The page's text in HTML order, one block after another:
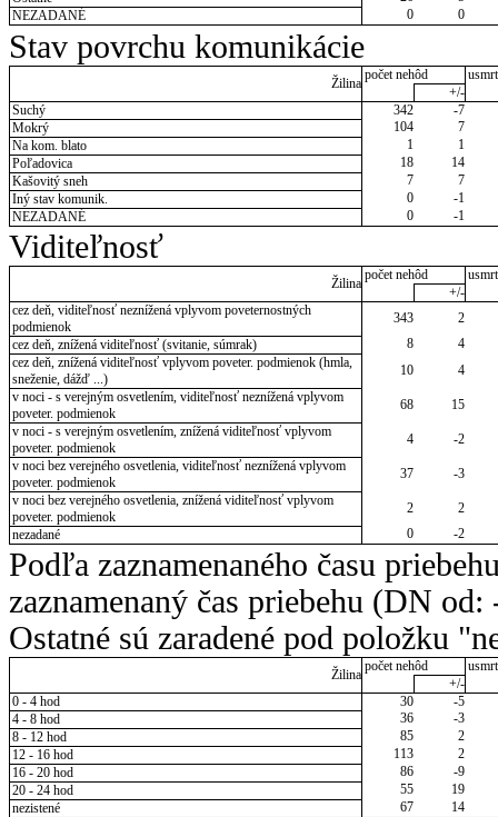
NEZADANÉ
0 0
Stav povrchu komunikácie
Žilina
počet nehôd
+/-
Suchý
342
-7
Mokrý
104
7
Na kom. blato
1
1
Poľadovica
18
14
Kašovitý sneh
7
7
Iný stav komunik.
0
-1
NEZADANÉ
0 -1
Viditeľnosť
Žilina
počet nehôd
+/-
cez deň, viditeľnosť neznížená vplyvom poveternostných
podmienok
343
2
cez deň, znížená viditeľnosť (svitanie, súmrak)
8
4
cez deň, znížená viditeľnosť vplyvom poveter. podmienok (hmla,
sneženie, dážď ...)
10
4
v noci - s verejným osvetlením, viditeľnosť neznížená vplyvom
poveter. podmienok
68
15
v noci - s verejným osvetlením, znížená viditeľnosť vplyvom
poveter. podmienok
4
-2
v noci bez verejného osvetlenia, viditeľnosť neznížená vplyvom
poveter. podmienok
37
-3
v noci bez verejného osvetlenia, znížená viditeľnosť vplyvom
poveter. podmienok
2
2
nezadané
0 -2
Podľa zaznamenaného času
zaznamenaný čas priebehu (DN
Ostatné sú zaradené pod položku
Žilina
počet nehôd
+/-
0 - 4 hod
30
-5
4 - 8 hod
36
-3
8 - 12 hod
85
2
12 - 16 hod
113
2
16 - 20 hod
86
-9
20 - 24 hod
55
19
nezistené
67 14